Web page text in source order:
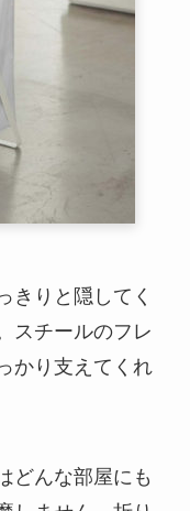
きりと隠してく
スチールのフレ
かり支えてくれ
どんな部屋にも